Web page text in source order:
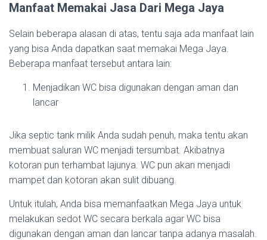
Manfaat Memakai Jasa Dari Mega Jaya
Selain beberapa alasan di atas, tentu saja ada manfaat lain
yang bisa Anda dapatkan saat memakai Mega Jaya.
Beberapa manfaat tersebut antara lain:
Menjadikan WC bisa digunakan dengan aman dan
lancar
Jika septic tank milik Anda sudah penuh, maka tentu akan
membuat saluran WC menjadi tersumbat. Akibatnya
kotoran pun terhambat lajunya. WC pun akan menjadi
mampet dan kotoran akan sulit dibuang.
Untuk itulah, Anda bisa memanfaatkan Mega Jaya untuk
melakukan sedot WC secara berkala agar WC bisa
digunakan dengan aman dan lancar tanpa adanya masalah.